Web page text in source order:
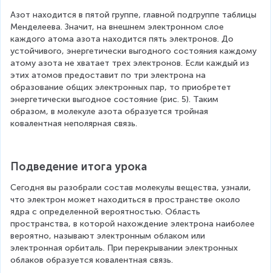
Азот находится в пятой группе, главной подгруппе таблицы
Менделеева. Значит, на внешнем электронном слое
каждого атома азота находится пять электронов. До
устойчивого, энергетически выгодного состояния каждому
атому азота не хватает трех электронов. Если каждый из
этих атомов предоставит по три электрона на
образование общих электронных пар, то приобретет
энергетически выгодное состояние (рис. 5). Таким
образом, в молекуле азота образуется тройная
ковалентная неполярная связь.
Подведение итога урока
Сегодня вы разобрали состав молекулы вещества, узнали,
что электрон может находиться в пространстве около
ядра с определенной вероятностью. Область
пространства, в которой нахождение электрона наиболее
вероятно, называют электронным облаком или
электронная орбиталь. При перекрывании электронных
облаков образуется ковалентная связь.